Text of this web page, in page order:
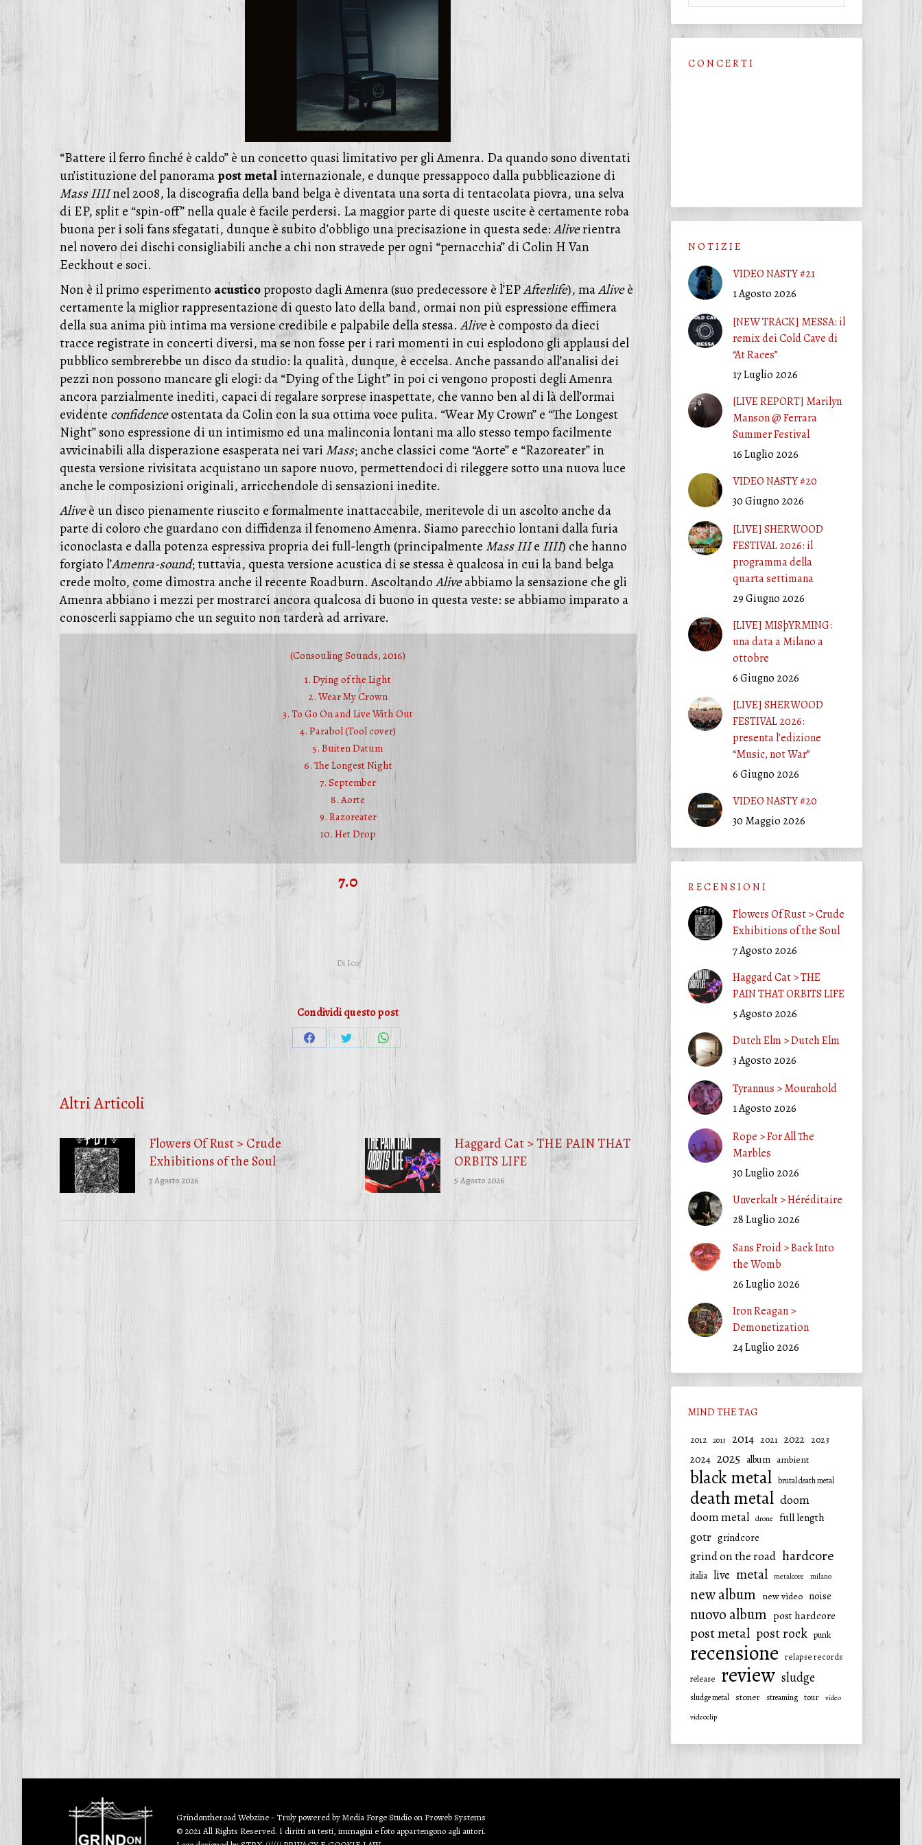
“Battere il ferro finché è caldo” è un concetto quasi limitativo per gli Amenra. Da quando sono diventati
un’istituzione del panoramapostmetalinternazionale, e dunque pressappoco dalla pubblicazione di
Mass IIIInel 2008, la discografia della band belga è diventata una sorta di tentacolata piovra, una selva
di EP, split e “spin-off” nella quale è facile perdersi. La maggior parte di queste uscite è certamente roba
buona per i soli fans sfegatati, dunque è subito d’obbligo una precisazione in questa sede:Aliverientra
nel novero dei dischi consigliabili anche a chi non stravede per ogni “pernacchia” di Colin H Van
Eeckhout e soci.
Non è il primo esperimentoacusticoproposto dagli Amenra (suo predecessore è l’EPAfterlife), maAliveè
certamente la miglior rappresentazione di questo lato della band, ormai non più espressione effimera
della sua anima più intima ma versione credibile e palpabile della stessa. Aliveè composto da dieci
tracce registrate in concerti diversi, ma se non fosse per i rari momenti in cui esplodono gli applausi del
pubblico sembrerebbe un disco da studio: la qualità, dunque, è eccelsa. Anche passando all’analisi dei
pezzi non possono mancare gli elogi: da “Dying of the Light” in poi ci vengono proposti degli Amenra
ancora parzialmente inediti, capaci di regalare sorprese inaspettate, che vanno ben al di là dell’ormai
evidente confidenceostentata da Colin con la sua ottima voce pulita. “Wear My Crown” e “The Longest
Night” sono espressione di un intimismo ed una malinconia lontani ma allo stesso tempo facilmente
avvicinabili alla disperazione esasperata nei vari Mass; anche classici come “Aorte” e “Razoreater” in
questa versione rivisitata acquistano un sapore nuovo, permettendoci di rileggere sotto una nuova luce
anche le composizioni originali, arricchendole di sensazioni inedite.
Aliveè un disco pienamente riuscito e formalmente inattaccabile, meritevole di un ascolto anche da
parte di coloro che guardano con diffidenza il fenomeno Amenra. Siamo parecchio lontani dalla furia
iconoclasta e dalla potenza espressiva propria dei full-length (principalmente Mass IIIe IIII) che hanno
forgiato l’Amenra-sound; tuttavia, questa versione acustica di se stessa è qualcosa in cui la band belga
crede molto, come dimostra anche il recente Roadburn. AscoltandoAliveabbiamo la sensazione che gli
Amenra abbiano i mezzi per mostrarci ancora qualcosa di buono in questa veste: se abbiamo imparato a
conoscerli sappiamo che un seguito non tarderà ad arrivare.
(Consouling Sounds, 2016)
1. Dying of the Light
2. Wear My Crown
3. To Go On and Live With Out
4. Parabol (Tool cover)
5. Buiten Datum
6. The Longest Night
7. September
8. Aorte
9. Razoreater
10. Het Drop
7.0
Di Ico
Condividi questo post
Condividi
Facebook
Condividi
Twitter
Condividi
WhatsApp
Altri Articoli
Flowers Of Rust > Crude
Exhibitions of the Soul
7 Agosto 2026
Haggard Cat > THE PAIN THAT
ORBITS LIFE
5 Agosto 2026
C O N C E R T I
N O T I Z I E
VIDEO NASTY #21
1 Agosto 2026
[NEW TRACK] MESSA: il
remix dei Cold Cave di
“At Races”
17 Luglio 2026
[LIVE REPORT] Marilyn
Manson @ Ferrara
Summer Festival
16 Luglio 2026
VIDEO NASTY #20
30 Giugno 2026
[LIVE] SHERWOOD
FESTIVAL 2026: il
programma della
quarta settimana
29 Giugno 2026
[LIVE] MISþYRMING:
una data a Milano a
ottobre
6 Giugno 2026
[LIVE] SHERWOOD
FESTIVAL 2026:
presenta l’edizione
“Music, not War”
6 Giugno 2026
VIDEO NASTY #20
30 Maggio 2026
R E C E N S I O N I
Flowers Of Rust > Crude
Exhibitions of the Soul
7 Agosto 2026
Haggard Cat > THE
PAIN THAT ORBITS LIFE
5 Agosto 2026
Dutch Elm > Dutch Elm
3 Agosto 2026
Tyrannus > Mournhold
1 Agosto 2026
Rope > For All The
Marbles
30 Luglio 2026
Unverkalt > Héréditaire
28 Luglio 2026
Sans Froid > Back Into
the Womb
26 Luglio 2026
Iron Reagan >
Demonetization
24 Luglio 2026
MIND THE TAG
2012 2013 2014 2021 2022 2023
2024 2025 album ambient
black metal brutal death metal
death metal doom
doom metal drone full length
gotr grindcore
grind on the road hardcore
italia live metal metalcore milano
new album new video noise
nuovo album post hardcore
post metal post rock punk
recensione relapse records
release
review sludge
sludge metal stoner streaming tour
video
videoclip
Grindontheroad Webzine - Truly powered byMedia Forge Studio on ProwebSystems
© 2021 All Rights Reserved. I diritti su testi, immagini e foto appartengono agli autori.